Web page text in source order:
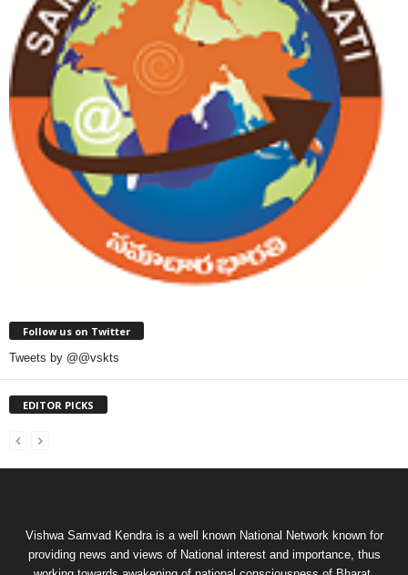
Follow us on Twitter
Tweets by @@vskts
EDITOR PICKS
Vishwa Samvad Kendra is a well known National Network known for
providing news and views of National interest and importance, thus